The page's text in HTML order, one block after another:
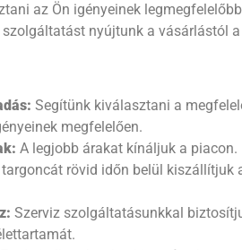
az Ön igényeinek legmegfelelőbb
nyújtunk a vásárlástól a
Segítünk kiválasztani a
megfelelően.
A legjobb árakat kínáljuk a piacon.
rövid időn belül kiszállítjuk
Szerviz szolgáltatásunkkal